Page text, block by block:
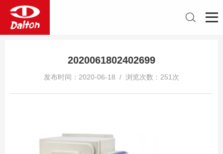
2020061802402699
发布时间：2020-06-18 / 浏览次数：251次